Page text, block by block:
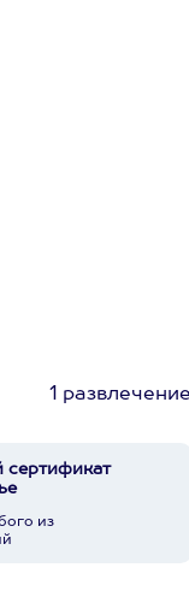
1
сертификат
из